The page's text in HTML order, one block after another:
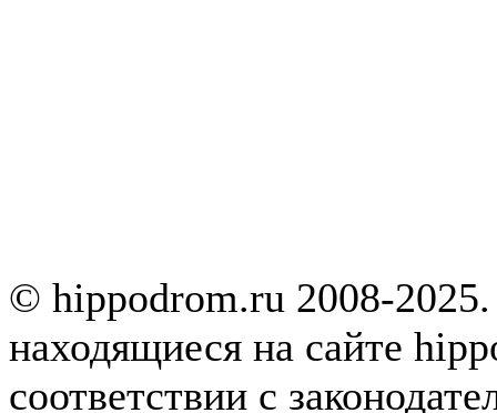
© hippodrom.ru 2008-
находящиеся на сайте
соответствии с